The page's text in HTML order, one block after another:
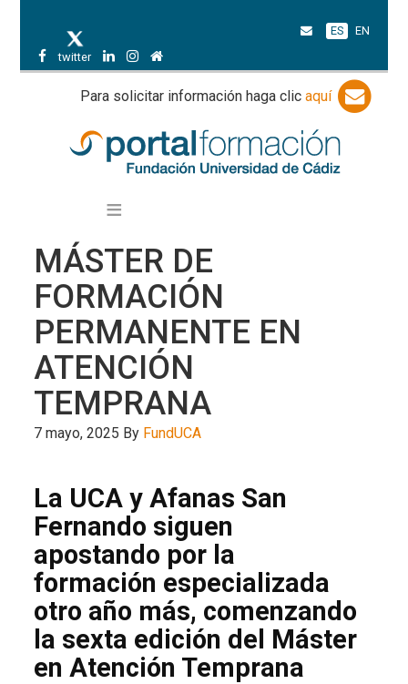
twitter
ES EN
Para solicitar información haga clic aquí
MÁSTER DE
FORMACIÓN
PERMANENTE EN
ATENCIÓN
TEMPRANA
7 mayo, 2025 By FundUCA
La UCA y Afanas San
Fernando siguen
apostando por la
formación especializada
otro año más, comenzando
la sexta edición del Máster
en Atención Temprana